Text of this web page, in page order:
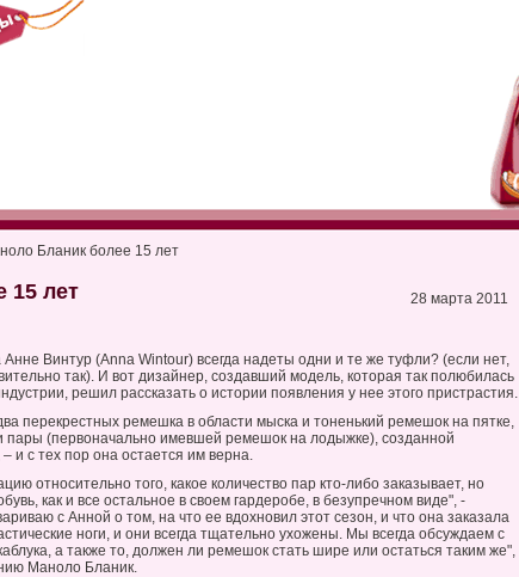
Бланик более 15 лет
15 лет 28 марта 2011
Винтур (Anna Wintour) всегда надеты одни и те же туфли? (если нет,
так). И вот дизайнер, создавший модель, которая так полюбилась
решил рассказать о истории появления у нее этого пристрастия.
перекрестных ремешка в области мыска и тоненький ремешок на пятке,
пары (первоначально имевшей ремешок на лодыжке), созданной
и с тех пор она остается им верна.
относительно того, какое количество пар кто-либо заказывает, но
как и все остальное в своем гардеробе, в безупречном виде", -
с Анной о том, на что ее вдохновил этот сезон, и что она заказала
ноги, и они всегда тщательно ухожены. Мы всегда обсуждаем с
а также то, должен ли ремешок стать шире или остаться таким же",
Маноло Бланик.